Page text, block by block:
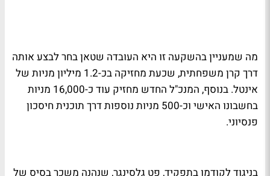
מה שמעניין בהשקעה זו היא העובדה שטאן בחר לבצע אותה
דרך קרן משפחתית, שכעת מחזיקה בכ-1.2 מיליון מניות של
אינטל. בנוסף, המנכ"ל החדש מחזיק עוד כ-16,000 מניות
בחשבונו האישי וכ-500 מניות נוספות דרך תוכנית חיסכון
פנסיוני.
בניגוד לקודמו בתפקיד, פט גלסינגר, שנהנה משכר בסיס של